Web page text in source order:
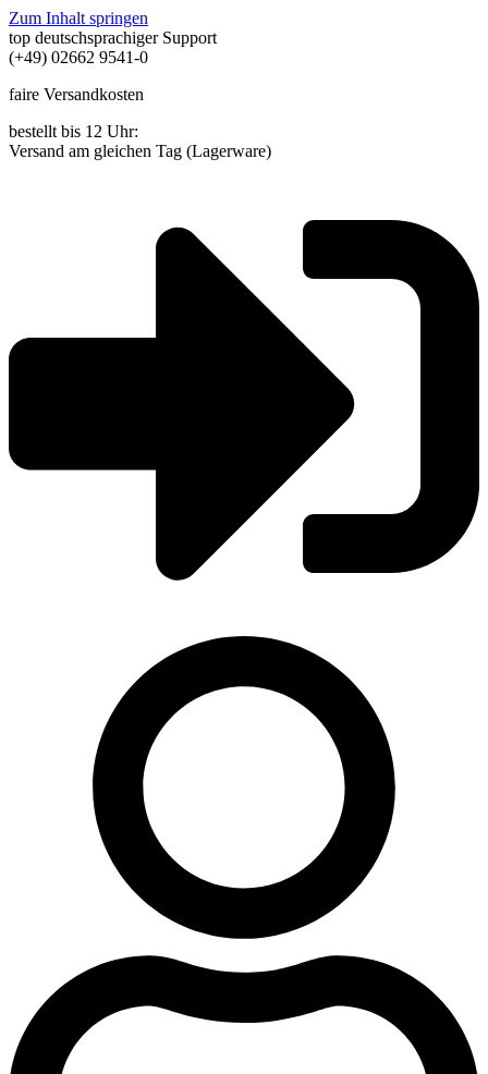
Zum Inhalt springen
top deutschsprachiger Support
(+49) 02662 9541-0
faire Versandkosten
bestellt bis 12 Uhr:
Versand am gleichen Tag (Lagerware)